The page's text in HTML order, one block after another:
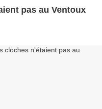
pas au Ventoux